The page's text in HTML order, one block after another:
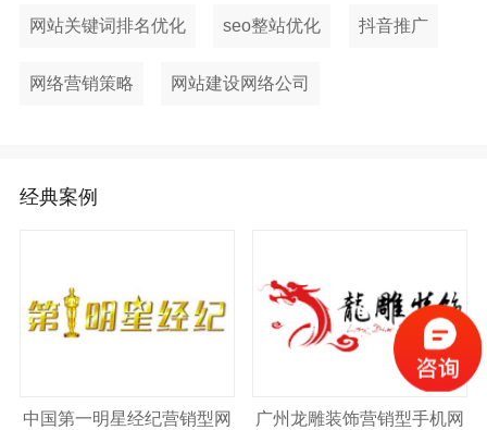
网站关键词排名优化 seo整站优化 抖音推广
网络营销策略 网站建设网络公司
经典案例
中国第一明星经纪营销型网
广州龙雕装饰营销型手机网